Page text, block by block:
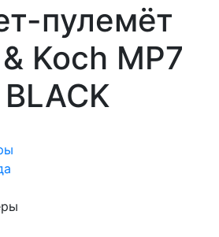
пулемёт
Koch MP7